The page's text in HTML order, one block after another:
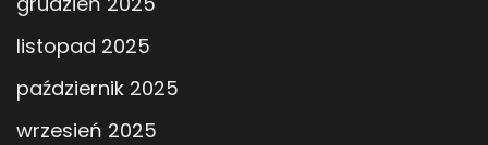
listopad 2025
październik 2025
wrzesień 2025